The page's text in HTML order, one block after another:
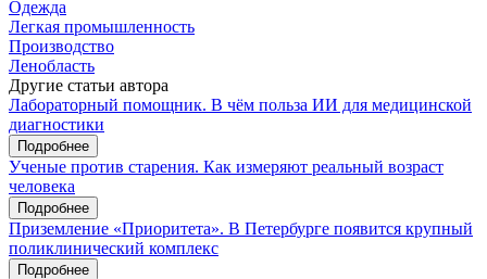
Одежда
Легкая промышленность
Производство
Ленобласть
Другие статьи автора
Лабораторный помощник. В чём польза ИИ для медицинской
диагностики
Подробнее
Ученые против старения. Как измеряют реальный возраст
человека
Подробнее
Приземление «Приоритета». В Петербурге появится крупный
поликлинический комплекс
Подробнее